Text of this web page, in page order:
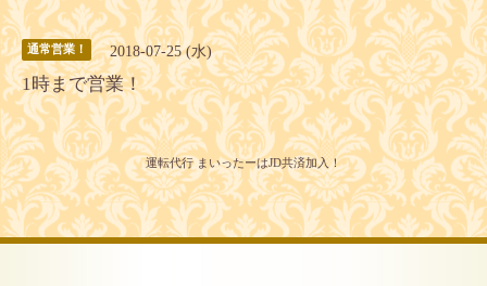
通常営業！ 2018-07-25 (水)
1時まで営業！
運転代行 まいったーはJD共済加入！